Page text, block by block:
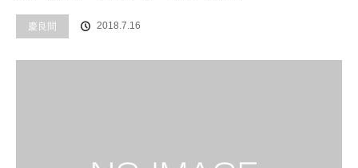
慶良間 2018.7.16